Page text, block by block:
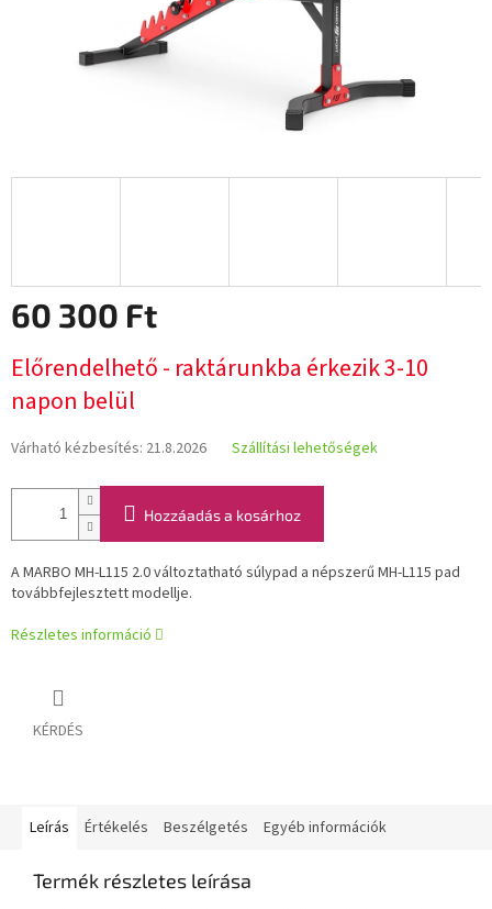
60 300 Ft
Előrendelhető - raktárunkba érkezik 3-10
napon belül
Várható kézbesítés: 21.8.2026 Szállítási lehetőségek
Hozzáadás a kosárhoz
A MARBO MH-L115 2.0 változtatható súlypad a népszerű MH-L115 pad
továbbfejlesztett modellje.
Részletes információ
KÉRDÉS
Leírás Értékelés Beszélgetés Egyéb információk
Termék részletes leírása